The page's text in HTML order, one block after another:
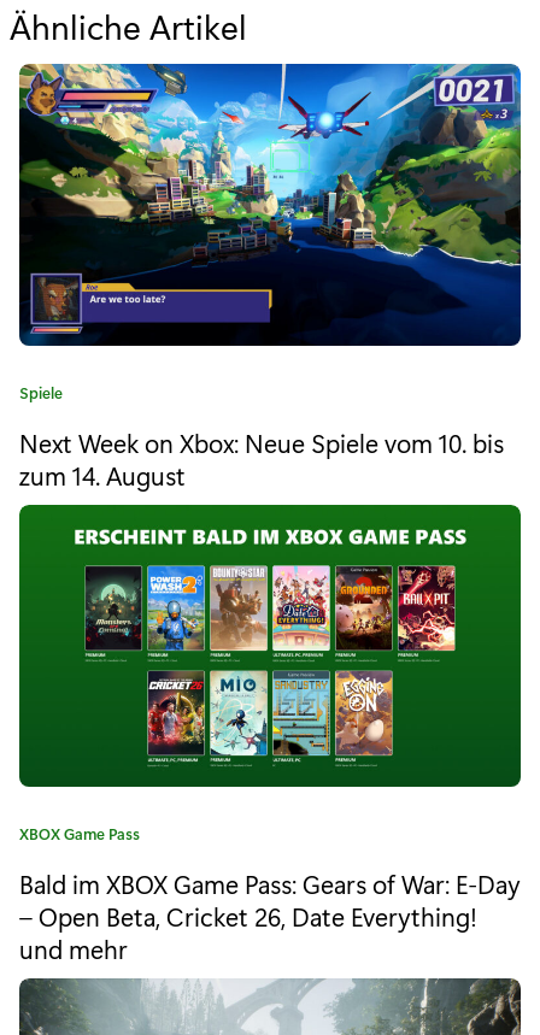
Ähnliche Artikel
ü
r
„
B
a
l
d
X
B
O
X
G
a
m
e
s
s
:
S
K
t
e
o
Spiele
Next Week on Xbox: Neue Spiele vom 10. bis
zum 14. August
K
t
o
r
i
XBOX Game Pass
Bald im XBOX Game Pass: Gears of War: E-Day
– Open Beta, Cricket 26, Date Everything!
und mehr